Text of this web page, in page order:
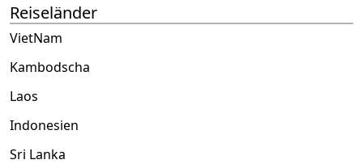
Reiseländer
VietNam
Kambodscha
Laos
Indonesien
Sri Lanka